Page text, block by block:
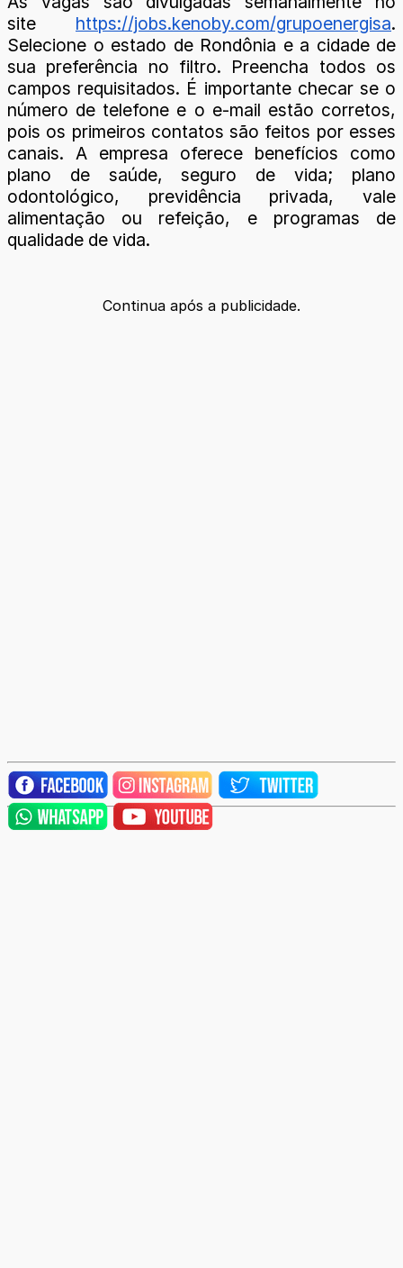
site https://jobs.kenoby.com/grupoenergisa.
Selecione o estado de Rondônia e a cidade de
sua preferência no filtro. Preencha todos os
campos requisitados. É importante checar se o
número de telefone e o e-mail estão corretos,
pois os primeiros contatos são feitos por esses
canais. A empresa oferece benefícios como
plano de saúde, seguro de vida; plano
odontológico, previdência privada, vale
alimentação ou refeição, e programas de
qualidade de vida.
Continua após a publicidade.